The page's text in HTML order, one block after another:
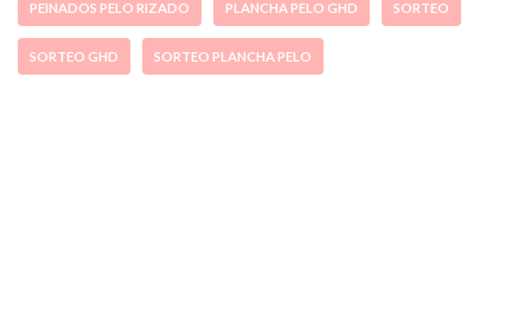
PEINADOS PELO RIZADO PLANCHA PELO GHD SORTEO
SORTEO GHD SORTEO PLANCHA PELO